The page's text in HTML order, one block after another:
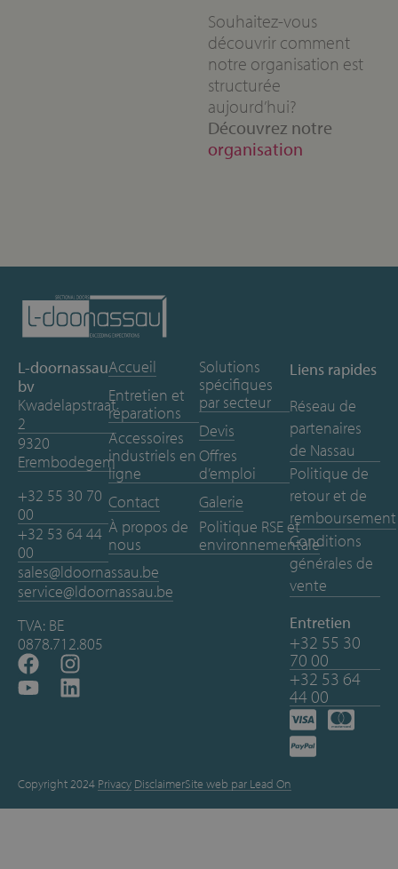
Souhaitez-vous
découvrir comment
notre organisation est
structurée
aujourd’hui?
Découvrez notre
organisation
L-doornassau
bv
Kwadelapstraat
2
9320
Erembodegem
+32 55 30 70
00
+32 53 64 44
00
sales@ldoornassau.be
service@ldoornassau.be
TVA: BE
0878.712.805
Accueil
Entretien et
réparations
Accessoires
industriels en
ligne
Contact
À propos de
nous
Solutions
spécifiques
par secteur
Devis
Offres
d’emploi
Galerie
Politique RSE et
environnementale
Liens rapides
Réseau de
partenaires
de Nassau
Politique de
retour et de
remboursement
Conditions
générales de
vente
Entretien
+32 55 30
70 00
+32 53 64
44 00
Copyright 2024 Privacy DisclaimerSite web par Lead On